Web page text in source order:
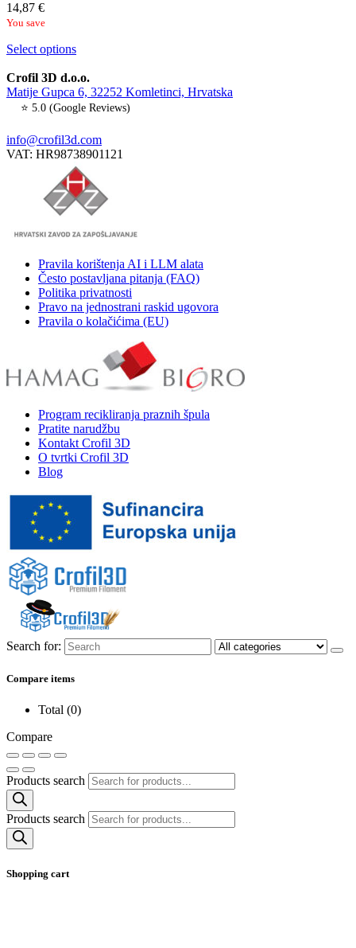
14,87 €
You save
Select options
Crofil 3D d.o.o.
Matije Gupca 6, 32252 Komletinci, Hrvatska
⭐ 5.0 (Google Reviews)
info@crofil3d.com
VAT: HR98738901121
Pravila korištenja AI i LLM alata
Često postavljana pitanja (FAQ)
Politika privatnosti
Pravo na jednostrani raskid ugovora
Pravila o kolačićima (EU)
Program recikliranja praznih špula
Pratite narudžbu
Kontakt Crofil 3D
O tvrtki Crofil 3D
Blog
Search for:
Compare items
Total (0)
Compare
Products search
Products search
Shopping cart